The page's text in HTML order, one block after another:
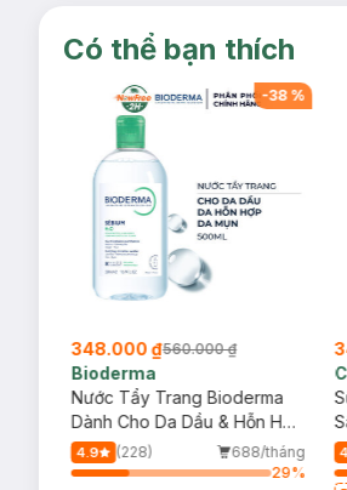
– Để có hai gò má ửng hồng tự
Có thể bạn thích
-38%
348.000 ₫560.000 ₫
Bioderma
Nước Tẩy Trang Bioderma
Dành Cho Da Dầu & Hỗn Hợp
500ml
4.9 (228)
688/tháng
29%